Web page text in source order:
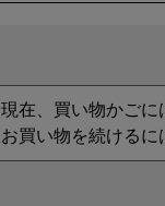
現在、買い物かごに
お買い物を続けるに